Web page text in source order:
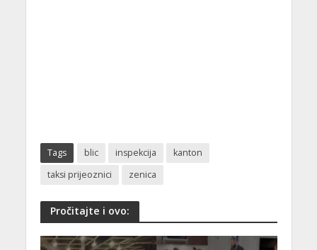
Tags blic inspekcija
kanton
taksi prijeoznici
zenica
Pročitajte i ovo: